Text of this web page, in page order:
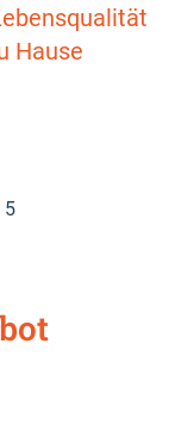
Hause
5